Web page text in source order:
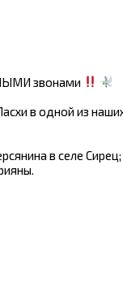
звонами
в одной из
в селе Сирец;